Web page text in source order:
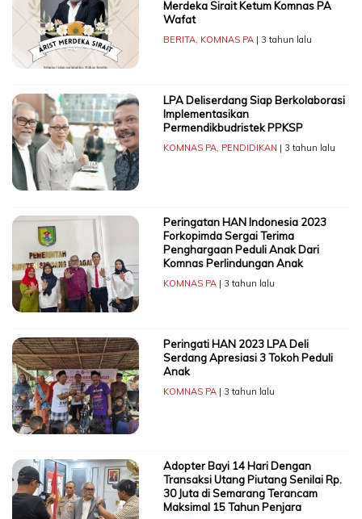
Merdeka Sirait Ketum Komnas PA
Wafat
BERITA, KOMNAS PA| 3 tahun lalu
LPA Deliserdang Siap Berkolaborasi
Implementasikan
Permendikbudristek PPKSP
KOMNAS PA, PENDIDIKAN | 3 tahun lalu
Peringatan HAN Indonesia 2023
Forkopimda Sergai Terima
Penghargaan Peduli Anak Dari
Komnas Perlindungan Anak
KOMNAS PA| 3 tahun lalu
Peringati HAN 2023 LPA Deli
Serdang Apresiasi 3 Tokoh Peduli
Anak
KOMNAS PA| 3 tahun lalu
Adopter Bayi 14 Hari Dengan
Transaksi Utang Piutang Senilai Rp.
30 Juta di Semarang Terancam
Maksimal 15 Tahun Penjara